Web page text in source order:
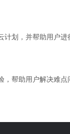
计划，并帮助用户
帮助用户解决难